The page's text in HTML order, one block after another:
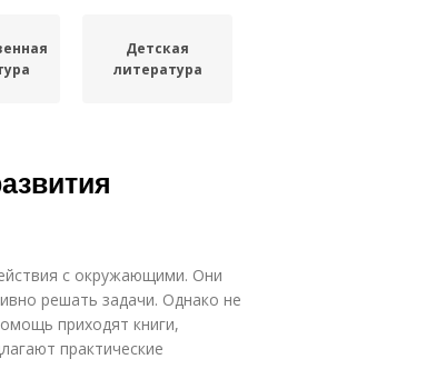
Детская
литература
с окружающими. Они
решать задачи. Однако не
приходят книги,
практические